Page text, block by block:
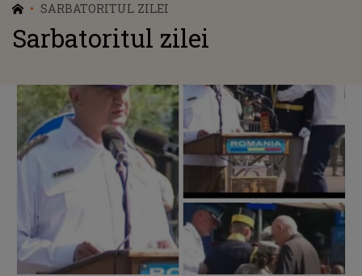
SARBATORITUL ZILEI
Sarbatoritul zilei